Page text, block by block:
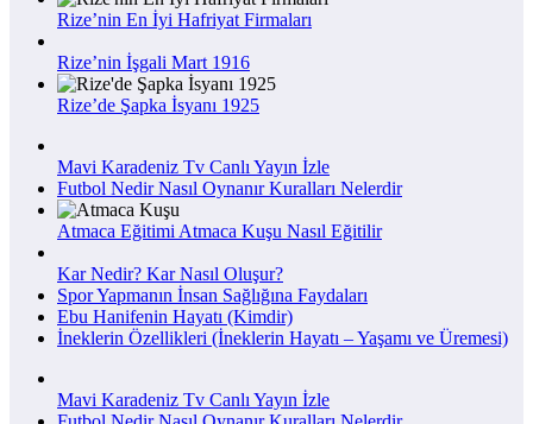
Rize’nin En İyi Hafriyat Firmaları
Rize’nin İşgali Mart 1916
Rize’de Şapka İsyanı 1925
Mavi Karadeniz Tv Canlı Yayın İzle
Futbol Nedir Nasıl Oynanır Kuralları Nelerdir
Atmaca Eğitimi Atmaca Kuşu Nasıl Eğitilir
Kar Nedir? Kar Nasıl Oluşur?
Spor Yapmanın İnsan Sağlığına Faydaları
Ebu Hanifenin Hayatı (Kimdir)
İneklerin Özellikleri (İneklerin Hayatı – Yaşamı ve Üremesi)
Mavi Karadeniz Tv Canlı Yayın İzle